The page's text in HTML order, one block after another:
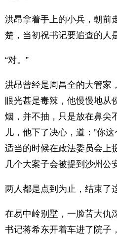
洪昂拿着手上的小兵，朝前
楚，当初祝书记要追查的人
“对。”
洪昂曾经是周昌全的大管家
眼光甚是毒辣，他慢慢地从
烟，并不抽，只是放在鼻尖
儿，他下了决心，道：”你
适当的时候在政法委员会上
几个大案子会被提到沙州公
两人都是点到为止，结束了
在易中岭别墅，一脸苦大仇
书记蒋希东开着车进了院子